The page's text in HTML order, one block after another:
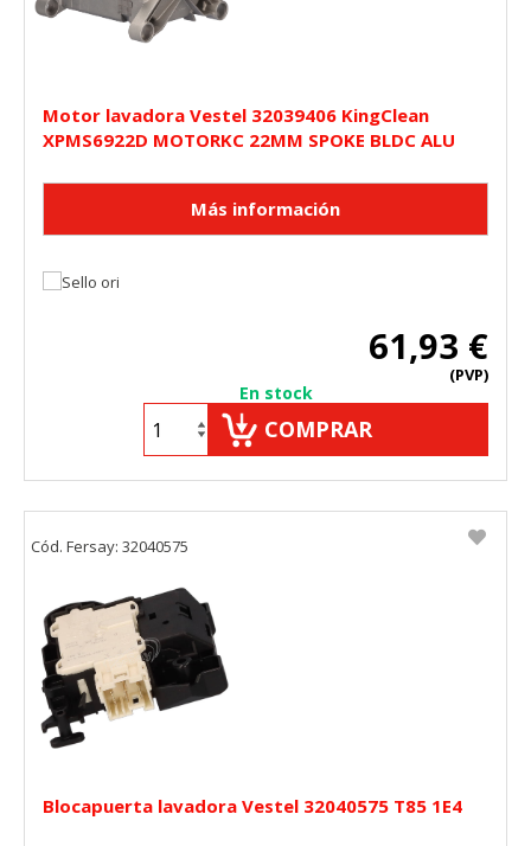
Motor lavadora Vestel 32039406 KingClean
XPMS6922D MOTORKC 22MM SPOKE BLDC ALU
61,93 €
(PVP)
En stock
COMPRAR
Blocapuerta lavadora Vestel 32040575 T85 1E4
Cód. Fersay: 32040575